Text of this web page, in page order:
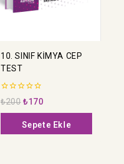
10. SINIF KİMYA CEP
TEST
0
5
üzerinden
₺200 ₺170
Sepete Ekle